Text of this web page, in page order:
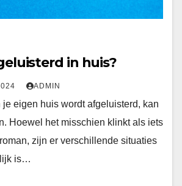
in huis?
ADMIN
je eigen huis wordt afgeluisterd, kan
Hoewel het misschien klinkt als iets
zijn er verschillende situaties
is…